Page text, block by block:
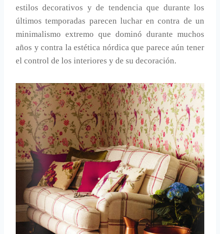
estilos decorativos y de tendencia que durante los
últimos temporadas parecen luchar en contra de un
minimalismo extremo que dominó durante muchos
años y contra la estética nórdica que parece aún tener
el control de los interiores y de su decoración.